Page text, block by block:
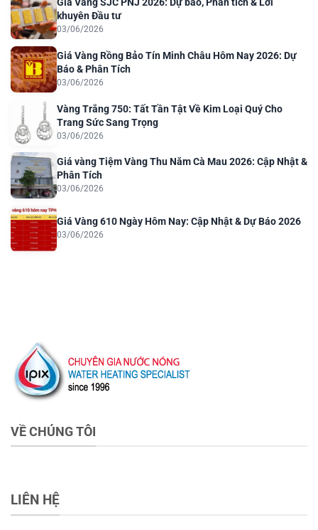
Giá Vàng SJC PNJ 2026: Dự báo, Phân tích & Lời
khuyên Đầu tư
03/06/2026
Giá Vàng Rồng Bảo Tín Minh Châu Hôm Nay 2026: Dự
Báo & Phân Tích
03/06/2026
Vàng Trắng 750: Tất Tần Tật Về Kim Loại Quý Cho
Trang Sức Sang Trọng
03/06/2026
Giá vàng Tiệm Vàng Thu Năm Cà Mau 2026: Cập Nhật &
Phân Tích
03/06/2026
Giá Vàng 610 Ngày Hôm Nay: Cập Nhật & Dự Báo 2026
03/06/2026
VỀ CHÚNG TÔI
LIÊN HỆ